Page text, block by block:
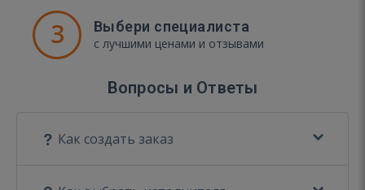
3 Выбери специалиста
с лучшими ценами и отзывами
Вопросы и Ответы
Как создать заказ